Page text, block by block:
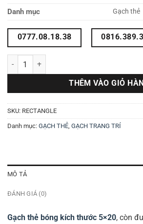
Danh mục Gạch thẻ
0777.08.18.38
Gạch thẻ bóng 5x20 RECTANGLE số lượng
THÊM VÀO GIỎ
SKU: RECTANGLE
Danh mục: GẠCH THẺ, GẠCH TRANG TRÍ
MÔ TẢ
ĐÁNH GIÁ (0)
Gạch thẻ bóng kích thước 5×20, còn